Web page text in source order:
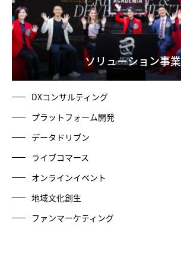
ソリューション事業
DXコンサルティング
プラットフォーム開発
データドリブン
ライブコマース
オンラインイベント
地域文化創生
ファンマーケティング